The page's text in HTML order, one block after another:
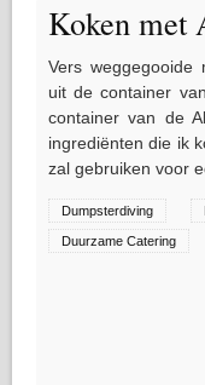
Koken met
Vers weggegooide
uit de container
container van de
ingrediënten die ik
zal gebruiken voor
Dumpsterdiving
Duurzame Catering